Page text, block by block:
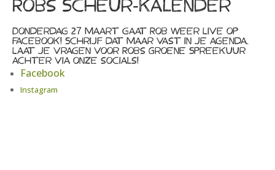
Donderdag 27 maart gaat Rob weer Live op
Facebook! Schrijf dat maar vast in je agenda.
Laat je vragen voor Robs Groene Spreekuur
achter via onze socials!
Facebook
Instagram